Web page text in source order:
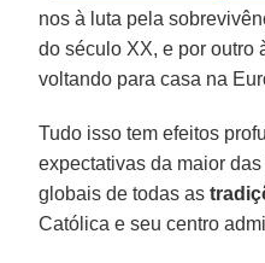
nos à luta pela
do século XX, e por outro
voltando para casa na
Tudo isso tem efeitos
expectativas da maior
globais de todas as
Católica e seu centro